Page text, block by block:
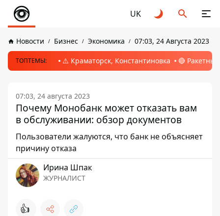
UK
Новости Бизнес Экономика 07:03, 24 Августа 2023
ТОПТЕМЫ: ⚠️ Краматорск, Константиновка 🔴
07:03, 24 августа 2023
Почему Монобанк может отказать вам
в обслуживании: обзор документов
Пользователи жалуются, что банк не объясняет
причину отказа
Ирина Шпак
ЖУРНАЛИСТ
👍